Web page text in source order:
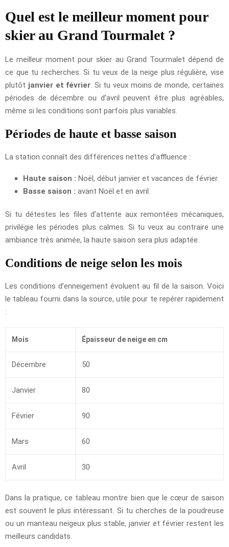
Quel est le meilleur moment pour
skier au Grand Tourmalet ?
Le meilleur moment pour skier au Grand Tourmalet dépend de
ce que tu recherches. Si tu veux de la neige plus régulière, vise
plutôt janvier et février. Si tu veux moins de monde, certaines
périodes de décembre ou d’avril peuvent être plus agréables,
même si les conditions sont parfois plus variables.
Périodes de haute et basse saison
La station connaît des différences nettes d’affluence :
Haute saison : Noël, début janvier et vacances de février.
Basse saison : avant Noël et en avril.
Si tu détestes les files d’attente aux remontées mécaniques,
privilégie les périodes plus calmes. Si tu veux au contraire une
ambiance très animée, la haute saison sera plus adaptée.
Conditions de neige selon les mois
Les conditions d’enneigement évoluent au fil de la saison. Voici
le tableau fourni dans la source, utile pour te repérer rapidement
:
Mois Épaisseur de neige en cm
Décembre 50
Janvier 80
Février 90
Mars 60
Avril 30
Dans la pratique, ce tableau montre bien que le cœur de saison
est souvent le plus intéressant. Si tu cherches de la poudreuse
ou un manteau neigeux plus stable, janvier et février restent les
meilleurs candidats.